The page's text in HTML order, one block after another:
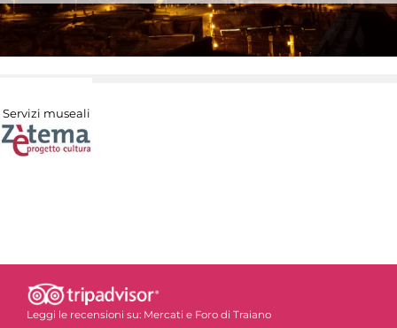
Servizi museali
Leggi le recensioni su: Mercati e Foro di Traiano